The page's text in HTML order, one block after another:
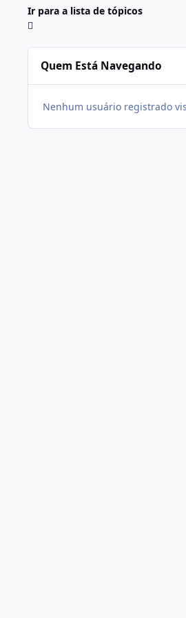
Ir para a lista de tópicos
Quem Está Navegando
Nenhum usuário registrado